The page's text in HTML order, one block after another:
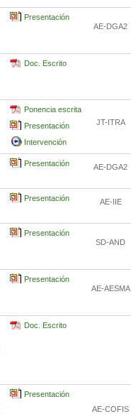
Presentación
AE-DGA2
Doc. Escrito
Ponencia escrita
Presentación
Intervención
JT-ITRA
Presentación AE-DGA2
Presentación AE-IIE
Presentación
SD-AND
Presentación
AE-AESMA
Doc. Escrito
Presentación
AE-COFIS